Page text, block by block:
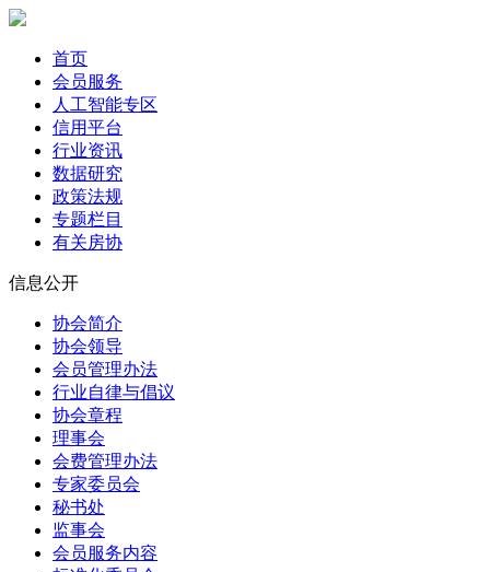
首页
会员服务
人工智能专区
信用平台
行业资讯
数据研究
政策法规
专题栏目
有关房协
信息公开
协会简介
协会领导
会员管理办法
行业自律与倡议
协会章程
理事会
会费管理办法
专家委员会
秘书处
监事会
会员服务内容